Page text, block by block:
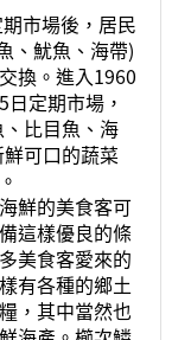
市場後，居民
、魷魚、海帶)
換。進入1960
定期市場，
比目魚、海
可口的蔬菜
鮮的美食客可
這樣優良的條
美食客愛來的
有各種的鄉土
，其中當然也